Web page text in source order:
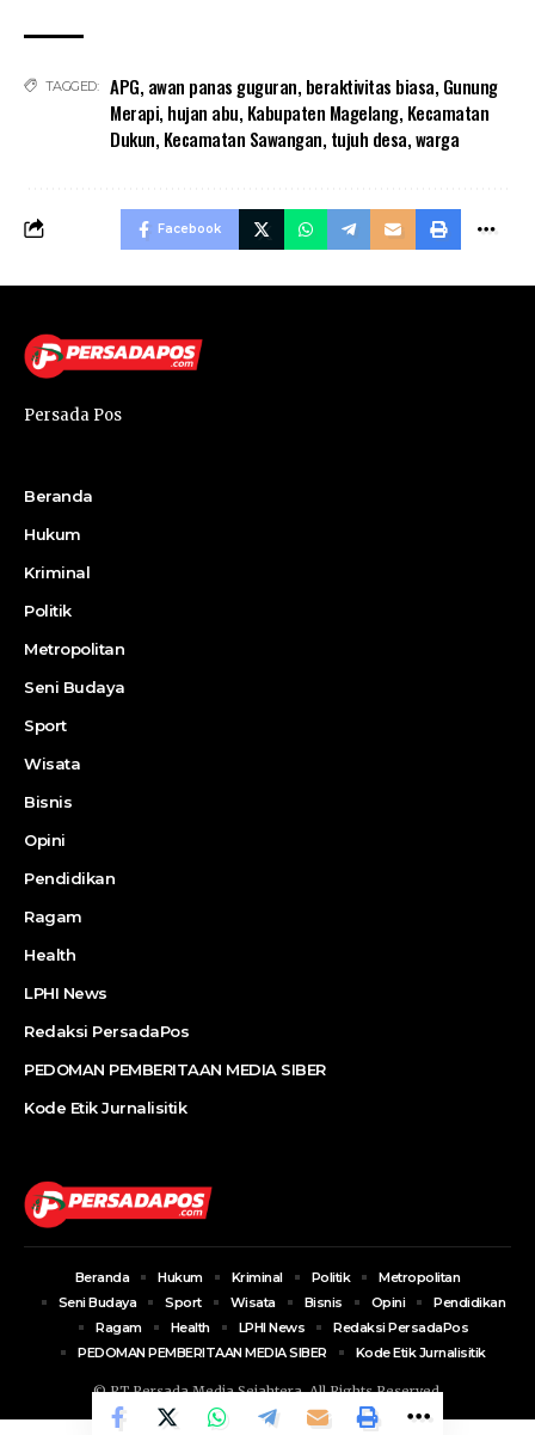
TAGGED: APG, awan panas guguran, beraktivitas biasa, Gunung
Merapi, hujan abu, Kabupaten Magelang, Kecamatan
Dukun, Kecamatan Sawangan, tujuh desa,warga
Facebook
Persada Pos
Beranda
Hukum
Kriminal
Politik
Metropolitan
Seni Budaya
Sport
Wisata
Bisnis
Opini
Pendidikan
Ragam
Health
LPHI News
Redaksi PersadaPos
PEDOMAN PEMBERITAAN MEDIA SIBER
Kode Etik Jurnalisitik
© PT Persada Media Sejahtera. All Rights Reserved.
Beranda Hukum Kriminal Politik
Metropolitan
Seni Budaya
Sport Wisata Bisnis Opini
Pendidikan
Ragam
Health LPHI News
Redaksi PersadaPos
PEDOMAN PEMBERITAAN MEDIA SIBER
Kode Etik Jurnalisitik